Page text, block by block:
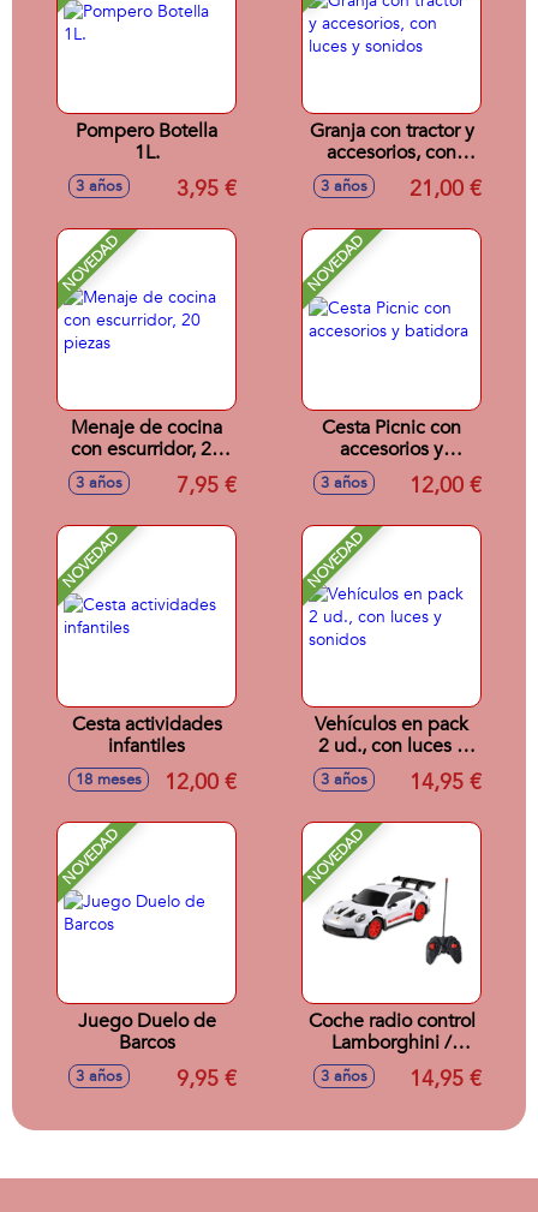
Pompero Botella
1L.
3 años 3,95 €
Granja con tractor y
accesorios, con
luces y sonidos
3 años 21,00 €
NOVEDAD
Menaje de cocina
con escurridor, 20
piezas
3 años 7,95 €
NOVEDAD
Cesta Picnic con
accesorios y
batidora
3 años 12,00 €
NOVEDAD
Cesta actividades
infantiles
18 meses 12,00 €
NOVEDAD
Vehículos en pack
2 ud., con luces y
sonidos
3 años 14,95 €
NOVEDAD
Juego Duelo de
Barcos
3 años 9,95 €
NOVEDAD
Coche radio control
Lamborghini /
Porsche 911 /
Aston Martin escala
surtidos
3 años 14,95 €